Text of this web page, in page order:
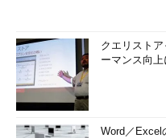
クエリスト
ーマンス向
Word／Excel